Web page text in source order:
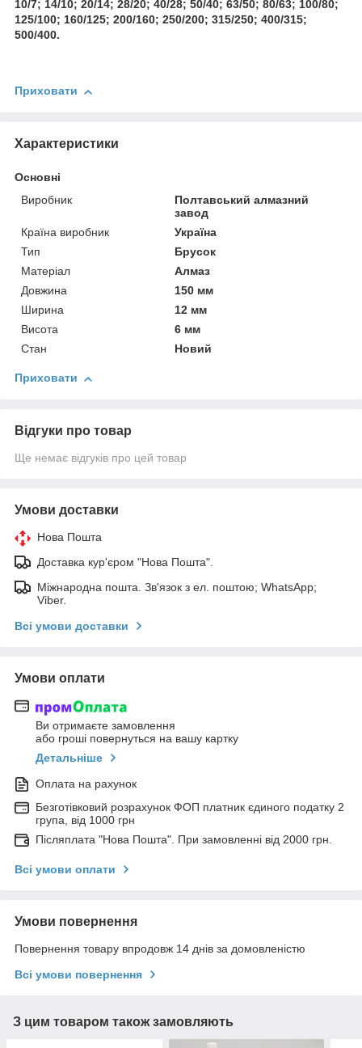
10/7; 14/10; 20/14; 28/20; 40/28; 50/40; 63/50; 80/63; 100/80;
125/100; 160/125; 200/160; 250/200; 315/250; 400/315;
500/400.
Приховати
Характеристики
Основні
Виробник
Полтавський алмазний
завод
Країна виробник
Україна
Тип
Брусок
Матеріал
Алмаз
Довжина
150 мм
Ширина
12 мм
Висота
6 мм
Стан
Новий
Приховати
Відгуки про товар
Ще немає відгуків про цей товар
Умови доставки
Нова Пошта
Доставка кур'єром "Нова Пошта".
Міжнародна пошта. Зв'язок з ел. поштою; WhatsApp;
Viber.
Всі умови доставки
Умови оплати
Ви отримаєте замовлення
або гроші повернуться на вашу картку
Детальніше
Оплата на рахунок
Безготівковий розрахунок ФОП платник єдиного податку 2
група, від 1000 грн
Післяплата "Нова Пошта". При замовленні від 2000 грн.
Всі умови оплати
Умови повернення
Повернення товару впродовж 14 днів за домовленістю
Всі умови повернення
З цим товаром також замовляють